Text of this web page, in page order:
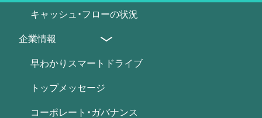
キャッシュ・フローの状況
企業情報
早わかりスマートドライブ
トップメッセージ
コーポレート・ガバナンス
当社は、2020年9月期より連結財務諸表を作成しているため、それ以前の連
当社は2022年10月20日付で普通株式1株につき30株の株式分割を行って